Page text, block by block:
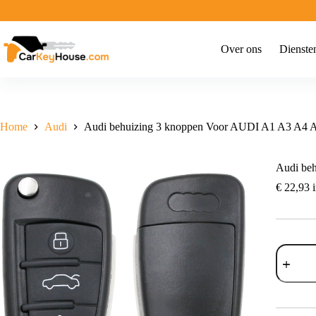
inhoud
Over ons
Home Audi Audi behuizing 3 knoppen Voor AUDI A1 A3 A4
Audi
€22,93
Audi
behuizing
3
knoppen
AUDI